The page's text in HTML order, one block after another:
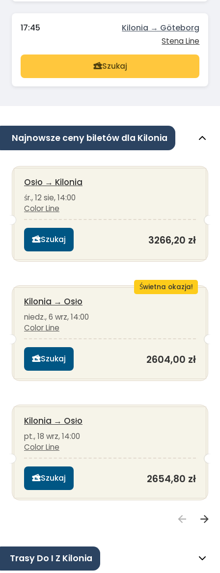
17:45 Kilonia → Göteborg
Stena Line
Szukaj
Najnowsze ceny biletów dla Kilonia
Osło → Kilonia
śr., 12 sie, 14:00
Color Line
Szukaj 3266,20 zł
Świetna okazja!
Kilonia → Osło
niedz., 6 wrz, 14:00
Color Line
Szukaj 2604,00 zł
Kilonia → Osło
pt., 18 wrz, 14:00
Color Line
Szukaj 2654,80 zł
Trasy Do I Z Kilonia